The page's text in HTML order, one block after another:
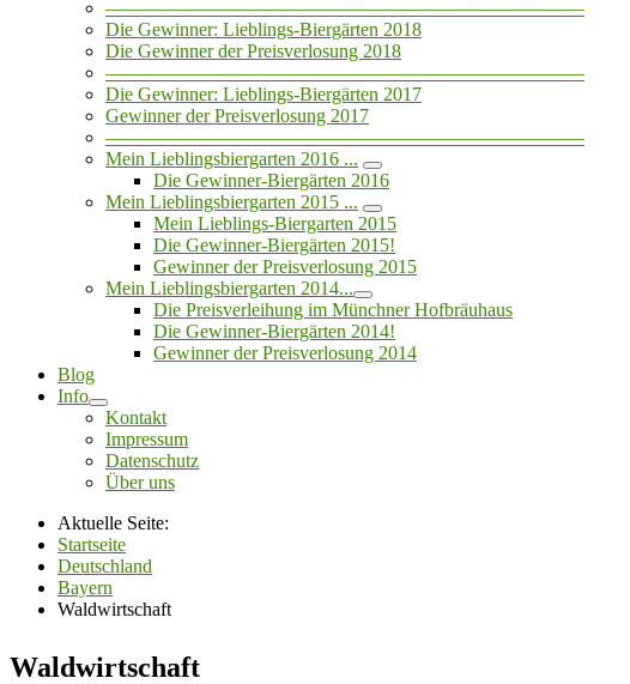
—————————————————————————
Die Gewinner: Lieblings-Biergärten 2018
Die Gewinner der Preisverlosung 2018
—————————————————————————
Die Gewinner: Lieblings-Biergärten 2017
Gewinner der Preisverlosung 2017
—————————————————————————
Mein Lieblingsbiergarten 2016 ...
Die Gewinner-Biergärten 2016
Mein Lieblingsbiergarten 2015 ...
Mein Lieblings-Biergarten 2015
Die Gewinner-Biergärten 2015!
Gewinner der Preisverlosung 2015
Mein Lieblingsbiergarten 2014...
Die Preisverleihung im Münchner Hofbräuhaus
Die Gewinner-Biergärten 2014!
Gewinner der Preisverlosung 2014
Blog
Info
Kontakt
Impressum
Datenschutz
Über uns
Aktuelle Seite:
Startseite
Deutschland
Bayern
Waldwirtschaft
Waldwirtschaft